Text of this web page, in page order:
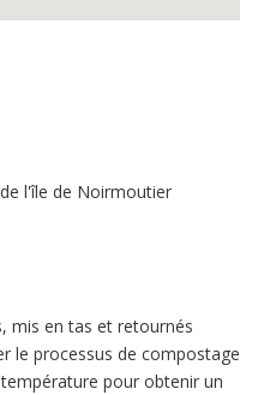
l'île de Noirmoutier
mis en tas et retournés
le processus de compostage
pour obtenir un